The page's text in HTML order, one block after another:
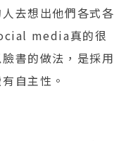
去想出他們各式各
media真的很
書的做法，是採用
自主性。